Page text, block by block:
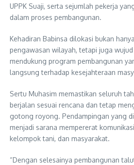
UPPK Suaji, serta sejumlah pekerja
dalam proses pembangunan.
Kehadiran Babinsa dilokasi bukan
pengawasan wilayah, tetapi juga
mendukung program pembangunan
langsung terhadap kesejahteraan
Sertu Muhasim memastikan seluruh
berjalan sesuai rencana dan tetap
gotong royong. Pendampingan yang
menjadi sarana mempererat
kelompok tani, dan masyarakat.
“Dengan selesainya pembangunan